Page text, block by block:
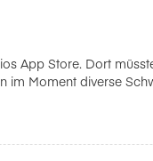
App Store. Dort
Moment diverse